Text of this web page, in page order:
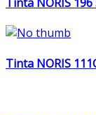
Tinta NORIS